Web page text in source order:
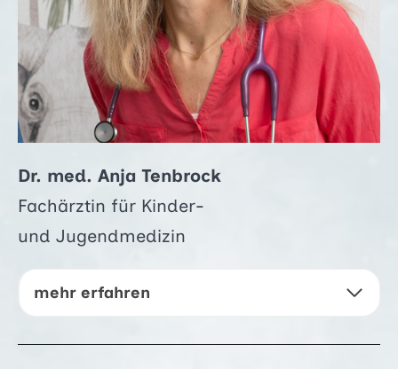
Dr. med. Anja Tenbrock
Fachärztin für Kinder-
und Jugendmedizin
mehr erfahren